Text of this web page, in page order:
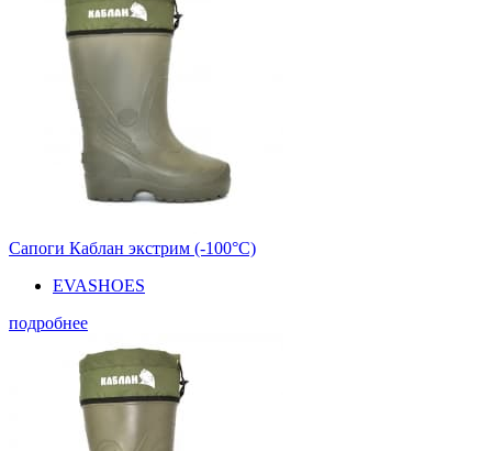
Сапоги Каблан экстрим (-100°С)
EVASHOES
подробнее